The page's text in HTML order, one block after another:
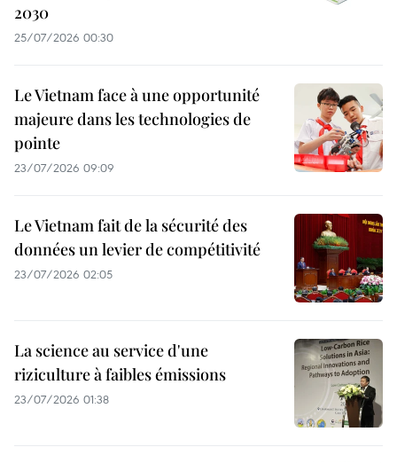
2030
25/07/2026 00:30
Le Vietnam face à une opportunité
majeure dans les technologies de
pointe
23/07/2026 09:09
Le Vietnam fait de la sécurité des
données un levier de compétitivité
23/07/2026 02:05
La science au service d'une
riziculture à faibles émissions
23/07/2026 01:38